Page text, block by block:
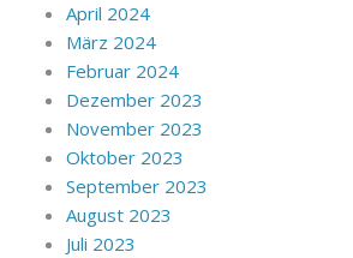
April 2024
März 2024
Februar 2024
Dezember 2023
November 2023
Oktober 2023
September 2023
August 2023
Juli 2023